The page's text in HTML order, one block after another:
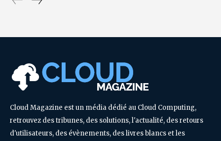
Cloud Magazine est un média dédié au Cloud Computing,
retrouvez des tribunes, des solutions, l'actualité, des retours
d'utilisateurs, des évènements, des livres blancs et les